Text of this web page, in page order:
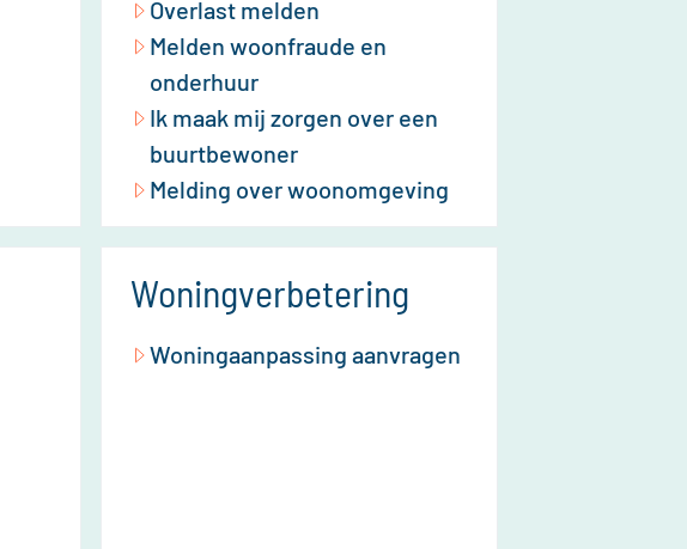
Overlast melden
Melden woonfraude en
onderhuur
Ik maak mij zorgen over een
buurtbewoner
Melding over woonomgeving
Woningverbetering
Woningaanpassing aanvragen